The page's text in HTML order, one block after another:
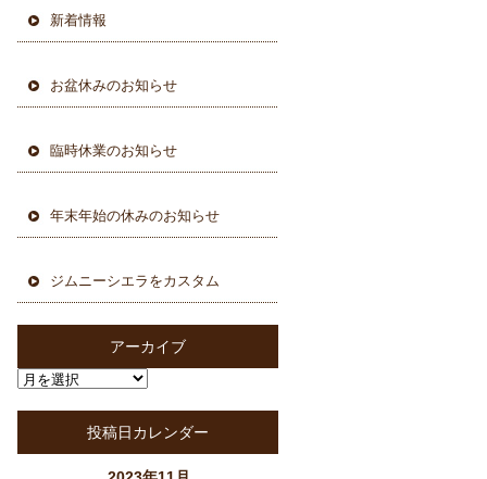
新着情報
お盆休みのお知らせ
臨時休業のお知らせ
年末年始の休みのお知らせ
ジムニーシエラをカスタム
アーカイブ
投稿日カレンダー